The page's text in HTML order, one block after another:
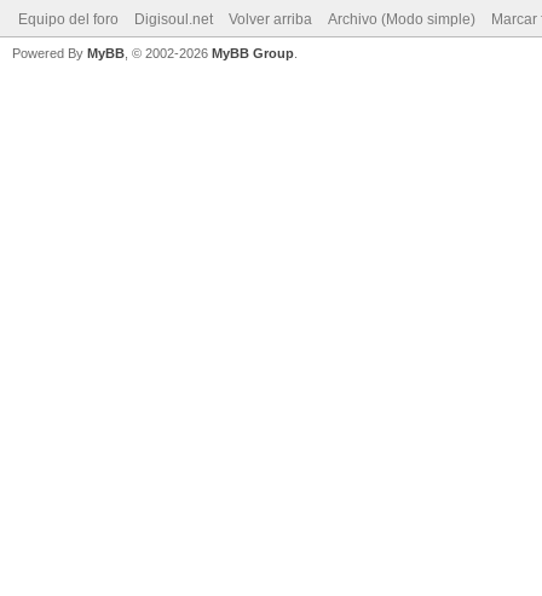
Equipo del foro Digisoul.net Volver arriba Archivo (Modo simple)
Powered By MyBB , © 2002-2026 MyBB Group